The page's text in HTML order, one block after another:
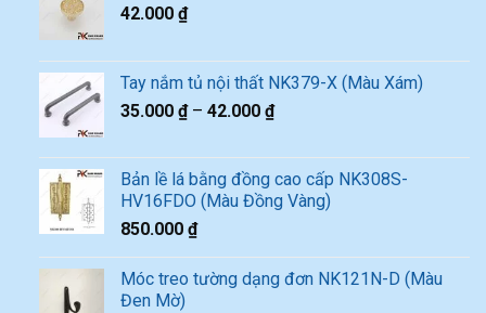
42.000 ₫
Tay nắm tủ nội thất NK379-X (Màu Xám)
35.000 ₫– 42.000 ₫
Bản lề lá bằng đồng cao cấp NK308S-
HV16FDO (Màu Đồng Vàng)
850.000 ₫
Móc treo tường dạng đơn NK121N-D (Màu
Đen Mờ)